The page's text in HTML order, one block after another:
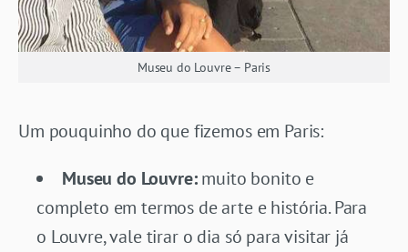
Museu do Louvre – Paris
Um pouquinho do que fizemos em Paris:
Museu do Louvre:muito bonito e
completo em termos de arte e história. Para
o Louvre, vale tirar o dia só para visitar já